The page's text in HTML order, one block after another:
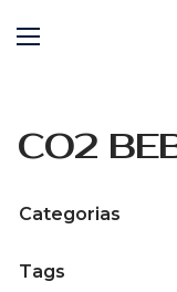
CO2
Categorias
Tags